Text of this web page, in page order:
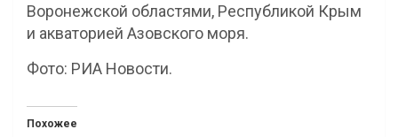
Воронежской областями, Республикой Крым
и акваторией Азовского моря.
Фото: РИА Новости.
Похожее